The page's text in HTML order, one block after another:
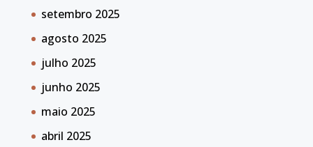
setembro 2025
agosto 2025
julho 2025
junho 2025
maio 2025
abril 2025